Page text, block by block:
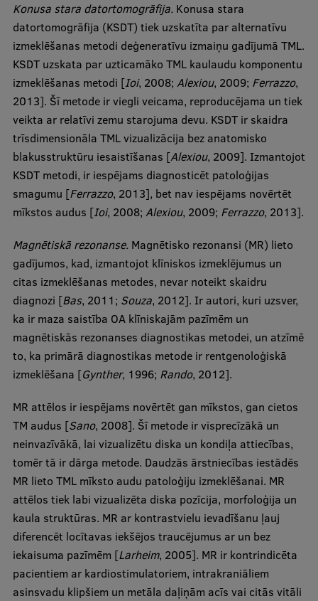
Konusa stara datortomogrāfija.Konusa stara
datortomogrāfija (KSDT) tiek uzskatīta par alternatīvu
izmeklēšanas metodi deģeneratīvu izmaiņu gadījumā TML.
KSDT uzskata par uzticamāko TML kaulaudu komponentu
izmeklēšanas metodi [Ioi, 2008; Alexiou, 2009; Ferrazzo,
2013]. Šī metode ir viegli veicama, reproducējama un tiek
veikta ar relatīvi zemu starojuma devu. KSDT ir skaidra
trīsdimensionāla TML vizualizācija bez anatomisko
blakusstruktūru iesaistīšanas [Alexiou, 2009]. Izmantojot
KSDT metodi, ir iespējams diagnosticēt patoloģijas
smagumu [Ferrazzo, 2013], bet nav iespējams novērtēt
mīkstos audus [Ioi, 2008; Alexiou, 2009; Ferrazzo, 2013].
Magnētiskā rezonanse.Magnētisko rezonansi (MR) lieto
gadījumos, kad, izmantojot klīniskos izmeklējumus un
citas izmeklēšanas metodes, nevar noteikt skaidru
diagnozi [Bas, 2011; Souza, 2012]. Ir autori, kuri uzsver,
ka ir maza saistība OA klīniskajām pazīmēm un
magnētiskās rezonanses diagnostikas metodei, un atzīmē
to, ka primārā diagnostikas metode ir rentgenoloģiskā
izmeklēšana [Gynther, 1996; Rando, 2012].
MR attēlos ir iespējams novērtēt gan mīkstos, gan cietos
TM audus [Sano, 2008]. Šī metode ir visprecīzākā un
neinvazīvākā, lai vizualizētu diska un kondiļa attiecības,
tomēr tā ir dārga metode. Daudzās ārstniecības iestādēs
MR lieto TML mīksto audu patoloģiju izmeklēšanai. MR
attēlos tiek labi vizualizēta diska pozīcija, morfoloģija un
kaula struktūras. MR ar kontrastvielu ievadīšanu ļauj
diferencēt locītavas iekšējos traucējumus ar un bez
iekaisuma pazīmēm [Larheim, 2005]. MR ir kontrindicēta
pacientiem ar kardiostimulatoriem, intrakraniāliem
asinsvadu klipšiem un metāla daļiņām acīs vai citās vitāli